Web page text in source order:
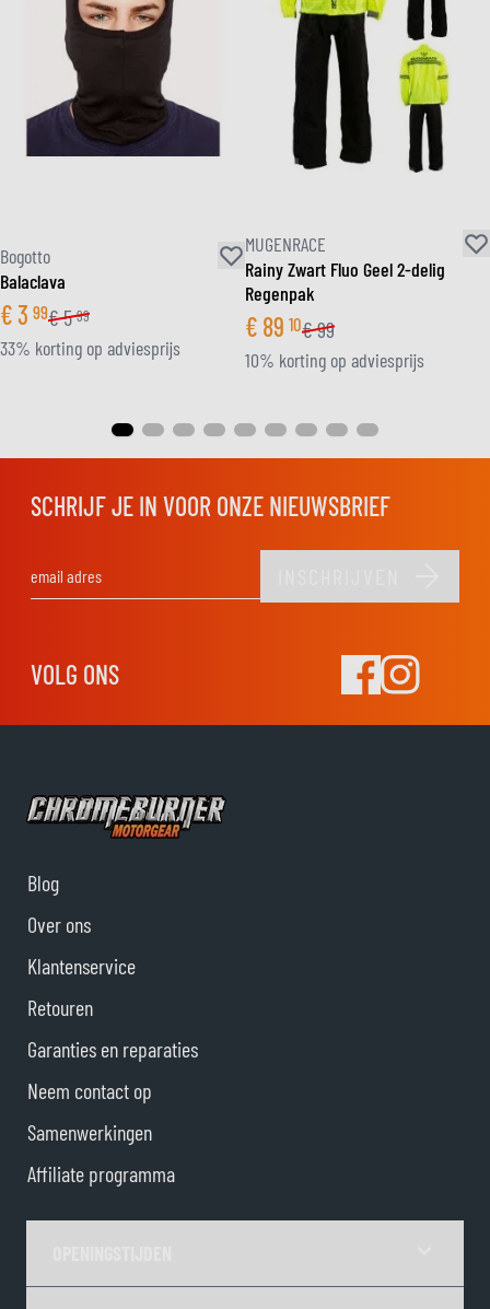
Bogotto
Balaclava
€3 99€5 99
33% korting op adviesprijs
MUGENRACE
Rainy Zwart Fluo Geel 2-delig
Regenpak
€ 89 10€99
10% korting op adviesprijs
SCHRIJF JE IN VOOR ONZE NIEUWSBRIEF
VOLG ONS
Blog
Over ons
Klantenservice
Retouren
Garanties en reparaties
Neem contact op
Samenwerkingen
Affiliate programma